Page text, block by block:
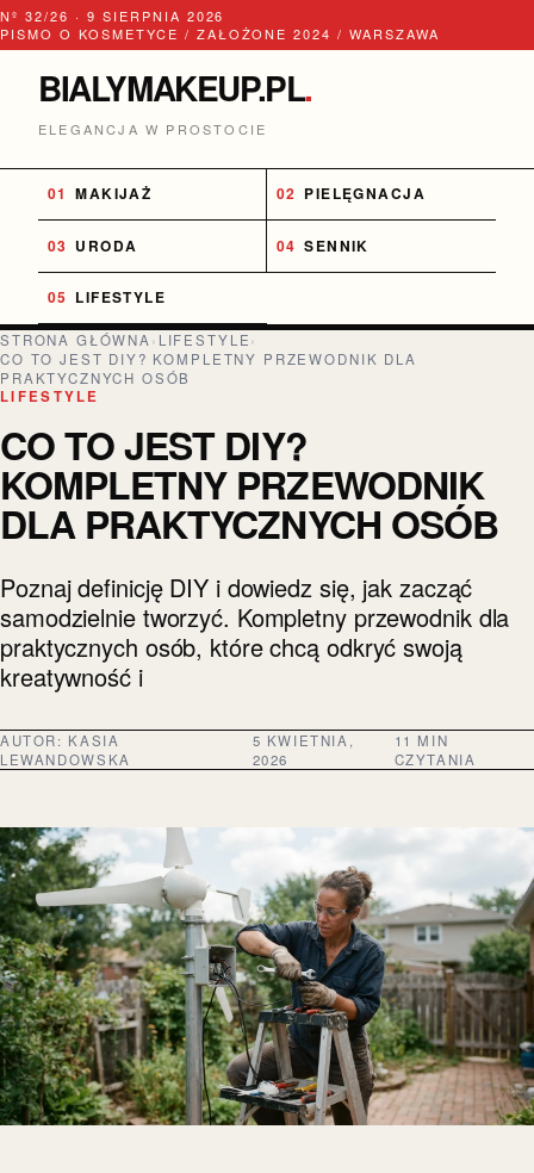
Nº 32/26 · 9 SIERPNIA 2026
PISMO O KOSMETYCE / ZAŁOŻONE 2024 / WARSZAWA
BIALYMAKEUP.PL.
ELEGANCJA W PROSTOCIE
MAKIJAŻ PIELĘGNACJA
URODA SENNIK
LIFESTYLE
STRONA GŁÓWNA› LIFESTYLE›
CO TO JEST DIY? KOMPLETNY PRZEWODNIK DLA
PRAKTYCZNYCH OSÓB
LIFESTYLE
CO TO JEST DIY?
KOMPLETNY PRZEWODNIK
DLA PRAKTYCZNYCH OSÓB
Poznaj definicję DIY i dowiedz się, jak zacząć
samodzielnie tworzyć. Kompletny przewodnik dla
praktycznych osób, które chcą odkryć swoją
kreatywność i
AUTOR: KASIA
LEWANDOWSKA
5 KWIETNIA,
2026
11 MIN
CZYTANIA